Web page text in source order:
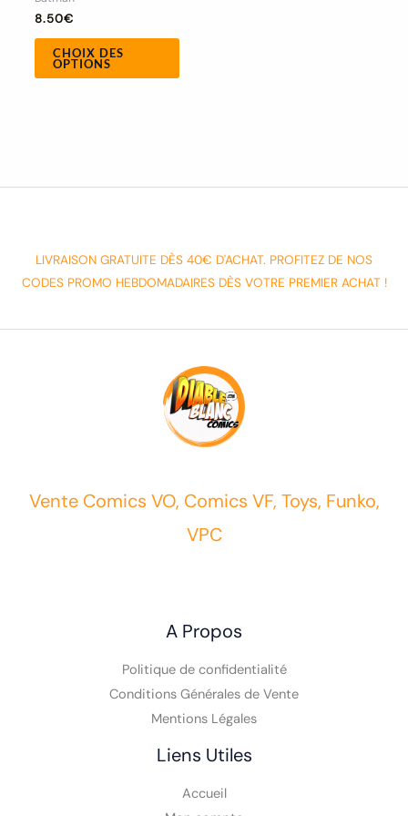
8.50€
CHOIX DES
OPTIONS
produit
LIVRAISON GRATUITE DÈS 40€ D'ACHAT. PROFITEZ DE NOS
CODES PROMO HEBDOMADAIRES DÈS VOTRE PREMIER ACHAT !
Vente Comics VO, Comics VF, Toys, Funko,
VPC
A Propos
Politique de confidentialité
Conditions Générales de Vente
Mentions Légales
Liens Utiles
Accueil